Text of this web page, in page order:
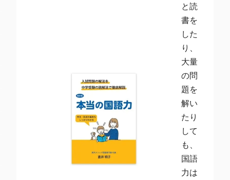
と読
書を
した
り、
大量
の問
題を
解い
たり
して
も、
国語
力は